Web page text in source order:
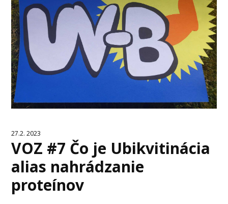
27.2. 2023
VOZ #7 Čo je Ubikvitinácia
alias nahrádzanie
proteínov